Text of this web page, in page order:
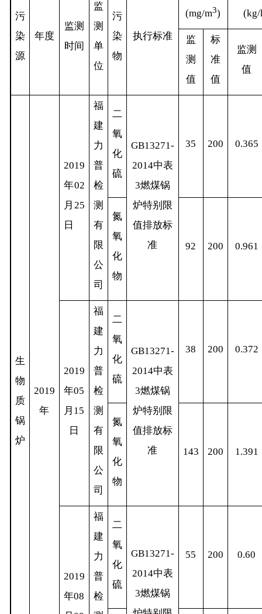
污
染
源
年度
监测
时间
监
测
单
位
污
染
物
执行标准
(mg/m3)
(kg/
监
测
值
标
准
值
监测
值
生
物
质
锅
炉
2019
年
2019
年02
月 25
日
福
建
力
普
检
测
有
限
公
司
二
氧
化
硫
GB13271-
2014中表
3燃煤锅
炉特别限
值排放标
准
35 200 0.365
氮
氧
化
物
92 200 0.961
2019
年05
月 15
日
福
建
力
普
检
测
有
限
公
司
二
氧
化
硫
GB13271-
2014中表
3燃煤锅
炉特别限
值排放标
准
38 200 0.372
氮
氧
化
物
143 200 1.391
2019
年08
福
建
力
普
检
二
氧
化
硫
GB13271-
2014中表
3燃煤锅
55 200 0.60